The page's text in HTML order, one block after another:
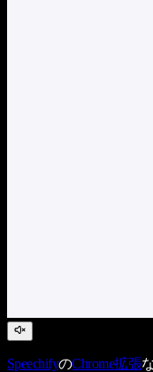
SpeechifyのChrome拡張